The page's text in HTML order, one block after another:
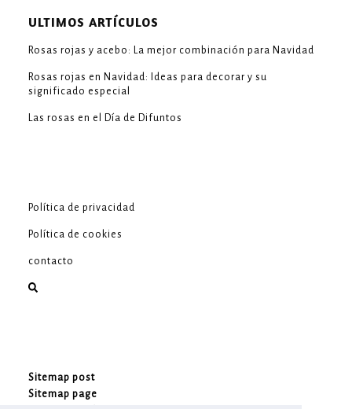
ULTIMOS ARTÍCULOS
Rosas rojas y acebo: La mejor combinación para Navidad
Rosas rojas en Navidad: Ideas para decorar y su
significado especial
Las rosas en el Día de Difuntos
Política de privacidad
Política de cookies
contacto
Sitemap post
Sitemap page